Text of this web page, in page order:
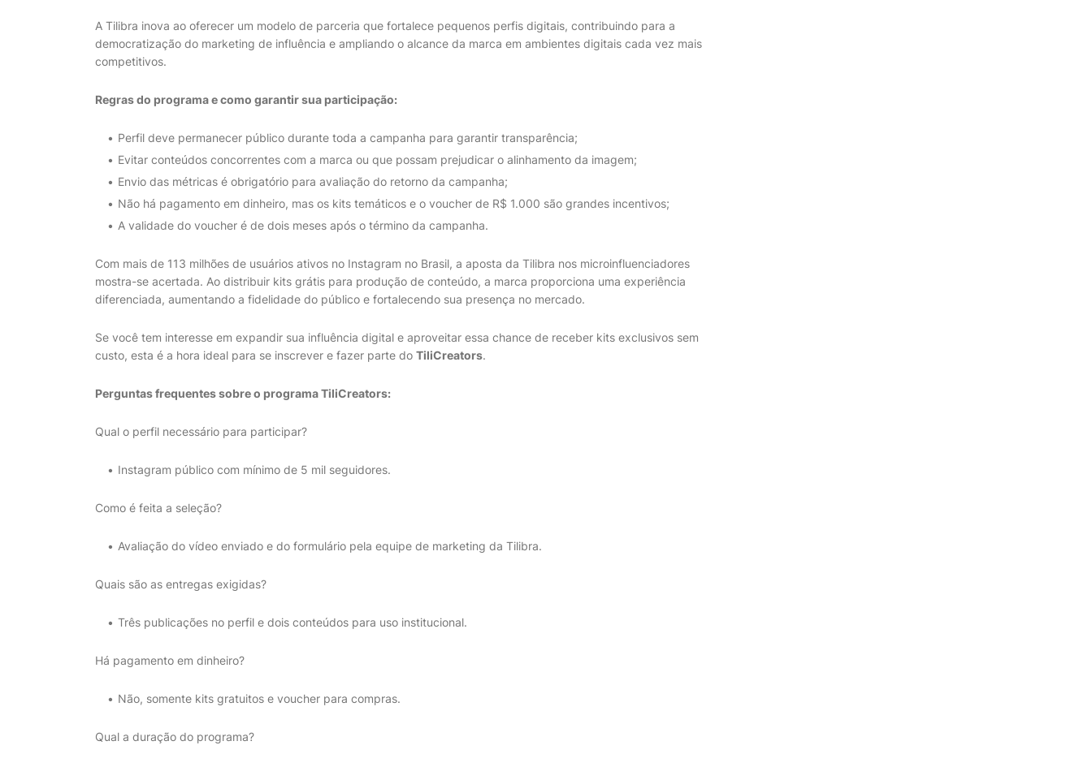
A Tilibra inova ao oferecer um modelo de parceria que fortalece pequenos perfis digitais, contribuindo para a
democratização do marketing de influência e ampliando o alcance da marca em ambientes digitais cada vez mais
competitivos.
Regras do programa e como garantir sua participação:
Perfil deve permanecer público durante toda a campanha para garantir transparência;
Evitar conteúdos concorrentes com a marca ou que possam prejudicar o alinhamento da imagem;
Envio das métricas é obrigatório para avaliação do retorno da campanha;
Não há pagamento em dinheiro, mas os kits temáticos e o voucher de R$ 1.000 são grandes incentivos;
A validade do voucher é de dois meses após o término da campanha.
Com mais de 113 milhões de usuários ativos no Instagram no Brasil, a aposta da Tilibra nos microinfluenciadores
mostra-se acertada. Ao distribuir kits grátis para produção de conteúdo, a marca proporciona uma experiência
diferenciada, aumentando a fidelidade do público e fortalecendo sua presença no mercado.
Se você tem interesse em expandir sua influência digital e aproveitar essa chance de receber kits exclusivos sem
custo, esta é a hora ideal para se inscrever e fazer parte do TiliCreators.
Perguntas frequentes sobre o programa TiliCreators:
Qual o perfil necessário para participar?
Instagram público com mínimo de 5 mil seguidores.
Como é feita a seleção?
Avaliação do vídeo enviado e do formulário pela equipe de marketing da Tilibra.
Quais são as entregas exigidas?
Três publicações no perfil e dois conteúdos para uso institucional.
Há pagamento em dinheiro?
Não, somente kits gratuitos e voucher para compras.
Qual a duração do programa?